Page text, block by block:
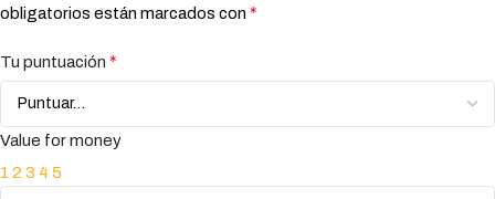
obligatorios están marcados con *
Tu puntuación *
Value for money
1 2 3 4 5